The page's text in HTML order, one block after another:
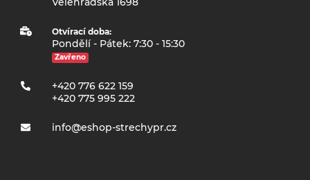
Otvírací doba:
Pondělí - Pátek: 7:30 - 15:30
Zavřeno
+420 776 622 159
+420 775 995 222
info@eshop-strechypr.cz